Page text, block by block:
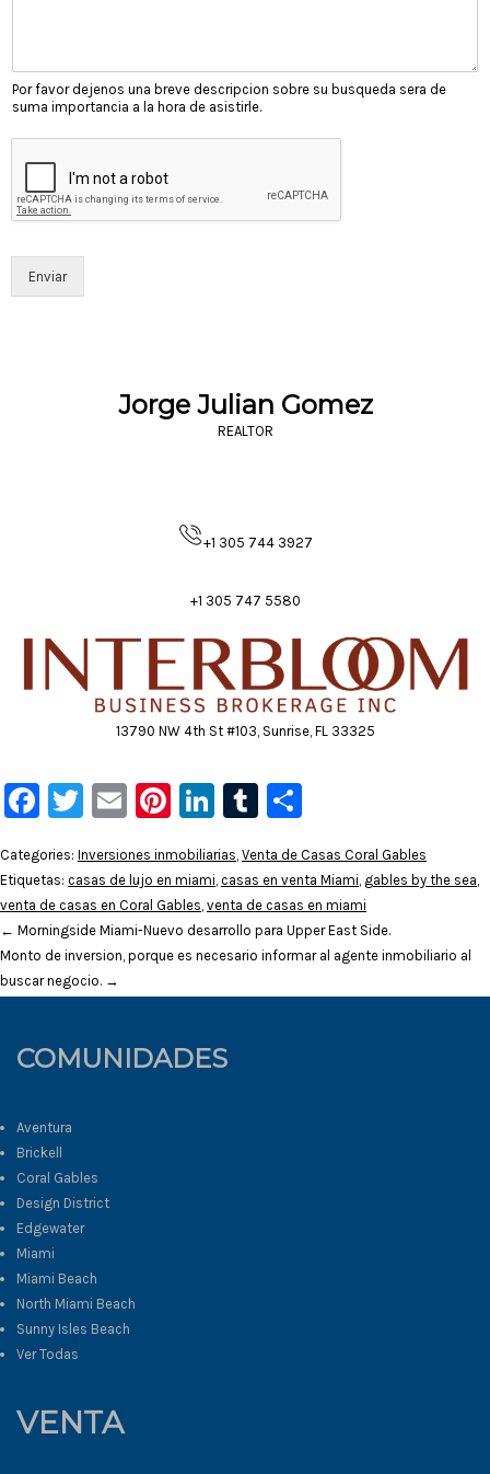
Por favor dejenos una breve descripcion sobre su busqueda sera de
suma importancia a la hora de asistirle.
Enviar
Jorge Julian Gomez
REALTOR
+1 305 744 3927
+1 305 747 5580
13790 NW 4th St #103, Sunrise, FL 33325
Facebook
Twitter
EmailPinterest
LinkedIn
Tumblr
Categories: Inversiones inmobiliarias Venta de Casas Coral Gables
Etiquetas: casas de lujo en miami casas en venta Miami gables by the sea
venta de casas en Coral Gables venta de casas en miami
← Morningside Miami-Nuevo desarrollo para Upper East Side.
Monto de inversion, porque es necesario informar al agente inmobiliario al
buscar negocio. →
COMUNIDADES
Aventura
Brickell
Coral Gables
Design District
Edgewater
Miami
Miami Beach
North Miami Beach
Sunny Isles Beach
Ver Todas
VENTA